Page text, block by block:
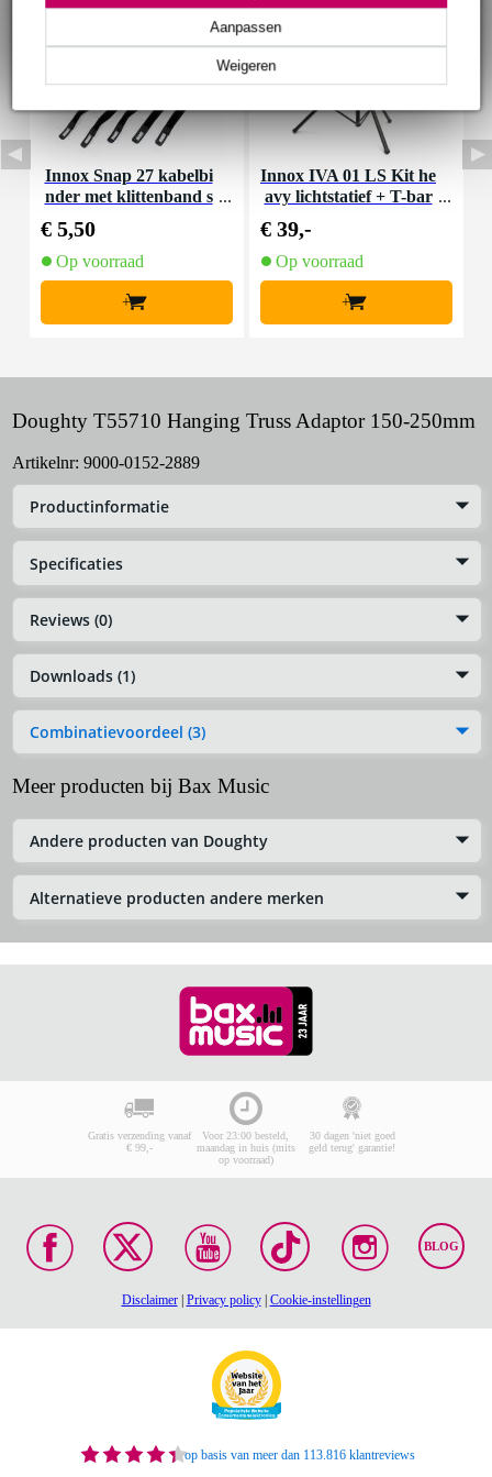
Weigeren
Aanpassen
Innox Snap 27 kabelbi
nder met klittenband s
€ 5,50
Op voorraad
+
Innox IVA 01 LS Kit he
avy lichtstatief + T-bar
€ 39,-
Op voorraad
+
Doughty T55710 Hanging Truss Adaptor 150-250mm
Artikelnr: 9000-0152-2889
Productinformatie
Specificaties
Reviews (0)
Downloads (1)
Combinatievoordeel (3)
Meer producten bij Bax Music
Andere producten van Doughty
Alternatieve producten andere merken
Gratis verzending vanaf
€ 99,-
Voor 23:00 besteld,
maandag in huis (mits
op voorraad)
30 dagen 'niet goed
geld terug' garantie!
BLOG
Disclaimer| Privacy policy| Cookie-instellingen
op basis van meer dan 113.816 klantreviews